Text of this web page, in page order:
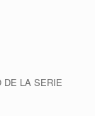
DE LA SERIE